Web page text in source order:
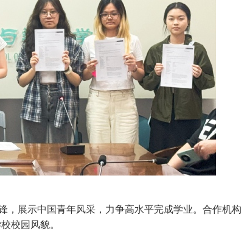
，展示中国青年风采，力争高水平完成学业。合作机构
校园风貌。